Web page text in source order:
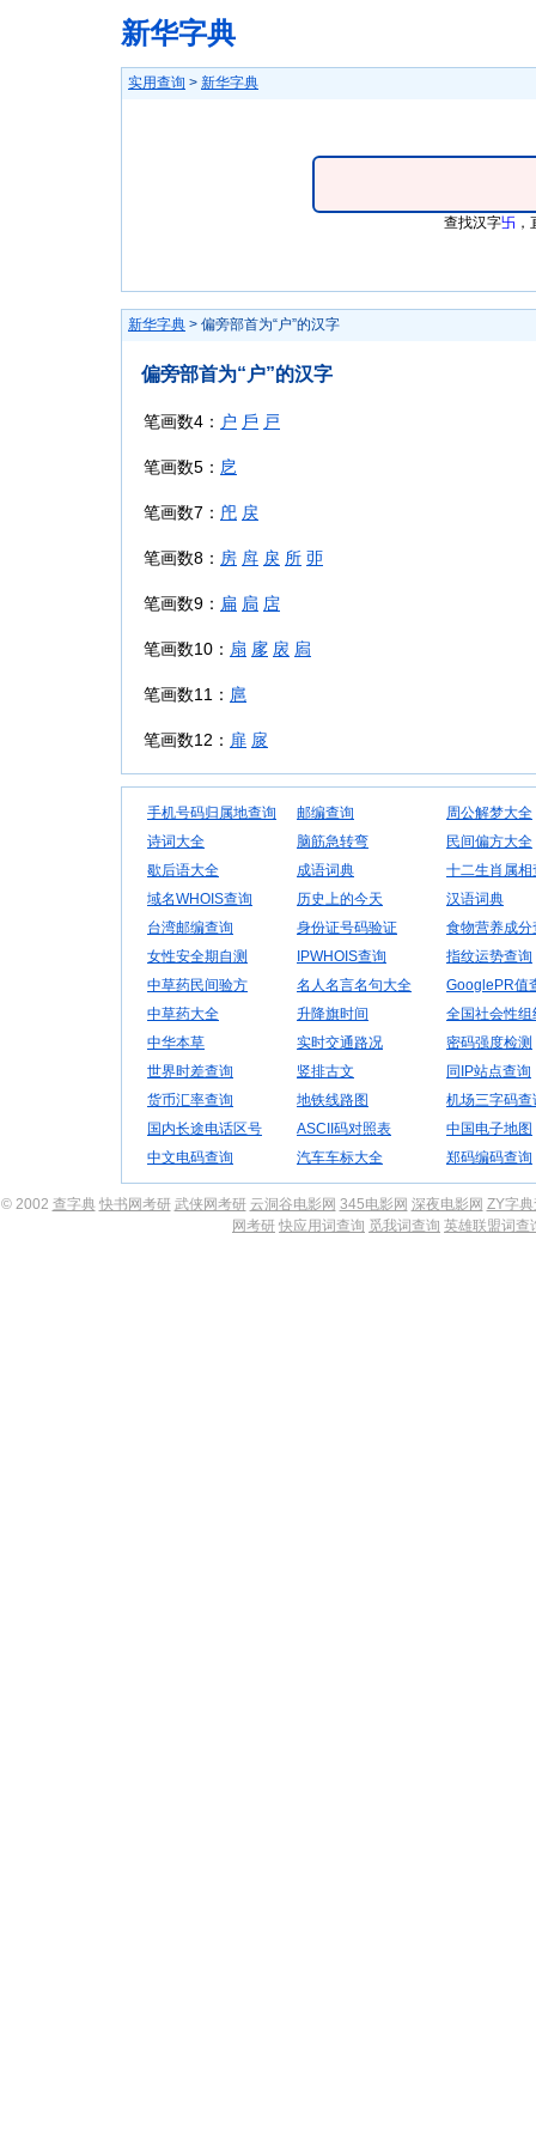
新华字典
实用查询 > 新华字典
查找汉字卐
新华字典 > 偏旁部首为“户”的汉字
偏旁部首为“户”的汉字
笔画数4： 户 戶 戸
笔画数5： 戹
笔画数7： 戺 戻
笔画数8： 房 戽 戾 所 戼
笔画数9： 扁 扃 扂
笔画数10： 扇 扅 扆 扄
笔画数11： 扈
笔画数12： 扉 扊
手机号码归属地查询 邮编查询
周公解梦大全
诗词大全
脑筋急转弯
民间偏方大全
歇后语大全
成语词典
十二生肖属相
域名WHOIS查询
历史上的今天
汉语词典
台湾邮编查询
身份证号码验证
食物营养成分
女性安全期自测
IPWHOIS查询
指纹运势查询
中草药民间验方
名人名言名句大全
GooglePR值
中草药大全
升降旗时间
全国社会性组
中华本草
实时交通路况
密码强度检测
世界时差查询
竖排古文
同IP站点查询
货币汇率查询
地铁线路图
机场三字码查
国内长途电话区号
ASCII码对照表
中国电子地图
中文电码查询
汽车车标大全 郑码编码查询
© 2002 查字典 快书网考研 武侠网考研 云洞谷电影网 345电影网 深夜电影网 ZY字
网考研 快应用词查询 觅我词查询 英雄联盟词查